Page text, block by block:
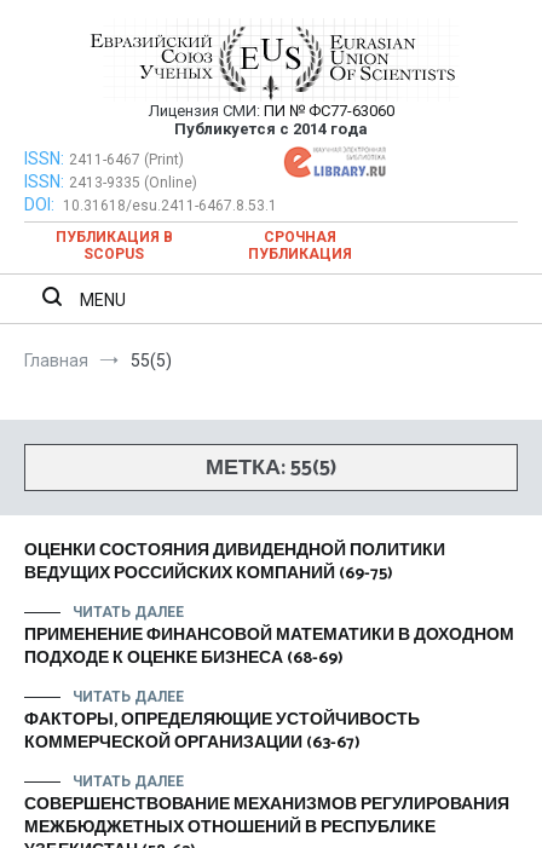
Евразийский Союз Ученых —
публикация научных статей в
ежемесячном научном журнале
Лицензия СМИ: ПИ № ФС77-63060
Публикуется с 2014 года
Евразийский Союз Ученых — публикация научных статей в
ежемесячном научном журнале
ISSN: 2411-6467 (Print)
ISSN: 2413-9335 (Online)
DOI:
10.31618/esu.2411-6467.8.53.1
ПУБЛИКАЦИЯ В
SCOPUS
СРОЧНАЯ
ПУБЛИКАЦИЯ
MENU
Главная 55(5)
МЕТКА:55(5)
ОЦЕНКИ СОСТОЯНИЯ ДИВИДЕНДНОЙ ПОЛИТИКИ
ВЕДУЩИХ РОССИЙСКИХ КОМПАНИЙ (69-75)
ЧИТАТЬ ДАЛЕЕ
ПРИМЕНЕНИЕ ФИНАНСОВОЙ МАТЕМАТИКИ В ДОХОДНОМ
ПОДХОДЕ К ОЦЕНКЕ БИЗНЕСА (68-69)
ЧИТАТЬ ДАЛЕЕ
ФАКТОРЫ, ОПРЕДЕЛЯЮЩИЕ УСТОЙЧИВОСТЬ
КОММЕРЧЕСКОЙ ОРГАНИЗАЦИИ (63-67)
ЧИТАТЬ ДАЛЕЕ
СОВЕРШЕНСТВОВАНИЕ МЕХАНИЗМОВ РЕГУЛИРОВАНИЯ
МЕЖБЮДЖЕТНЫХ ОТНОШЕНИЙ В РЕСПУБЛИКЕ